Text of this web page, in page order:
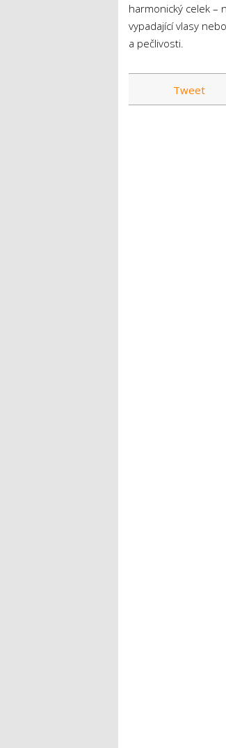
harmonický celek –
vypadající vlasy
a pečlivosti.
Tweet